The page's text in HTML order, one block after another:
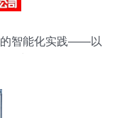
的智能化实践——以